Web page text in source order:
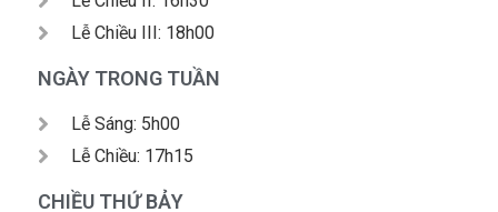
Lễ Chiều III: 18h00
NGÀY TRONG TUẦN
Lễ Sáng: 5h00
Lễ Chiều: 17h15
CHIỀU THỨ BẢY